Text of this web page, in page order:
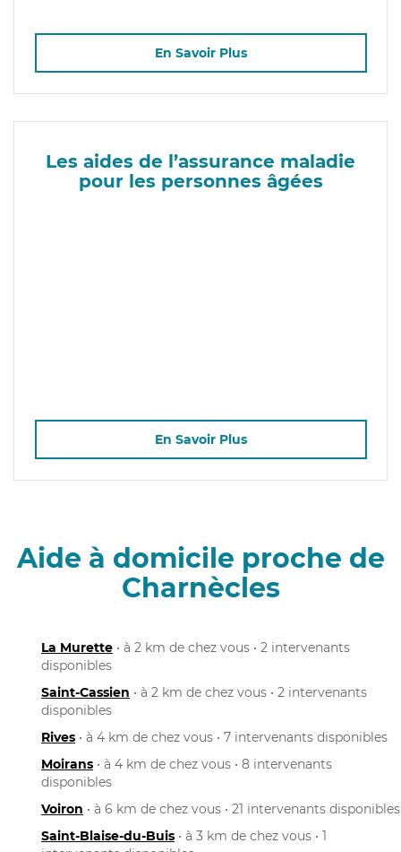
En Savoir Plus
Les aides de l’assurance maladie
pour les personnes âgées
En Savoir Plus
Aide à domicile proche de
Charnècles
La Murette • à 2 km de chez vous • 2 intervenants
disponibles
Saint-Cassien • à 2 km de chez vous • 2 intervenants
disponibles
Rives • à 4 km de chez vous • 7 intervenants disponibles
Moirans • à 4 km de chez vous • 8 intervenants
disponibles
Voiron • à 6 km de chez vous • 21 intervenants disponibles
Saint-Blaise-du-Buis • à 3 km de chez vous • 1